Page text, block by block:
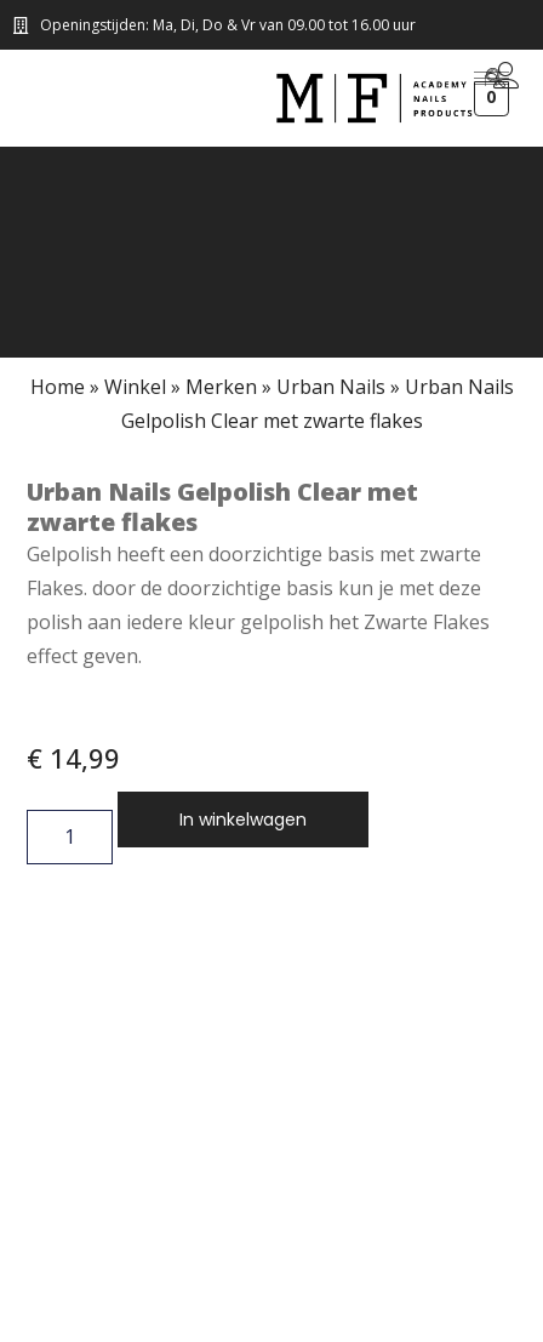
Openingstijden: Ma, Di, Do & Vr van 09.00 tot 16.00 uur
0
Home » Winkel » Merken » Urban Nails » Urban Nails
Gelpolish Clear met zwarte flakes
Urban Nails Gelpolish Clear met
zwarte flakes
Gelpolish heeft een doorzichtige basis met zwarte
Flakes. door de doorzichtige basis kun je met deze
polish aan iedere kleur gelpolish het Zwarte Flakes
effect geven.
€ 14,99
In winkelwagen